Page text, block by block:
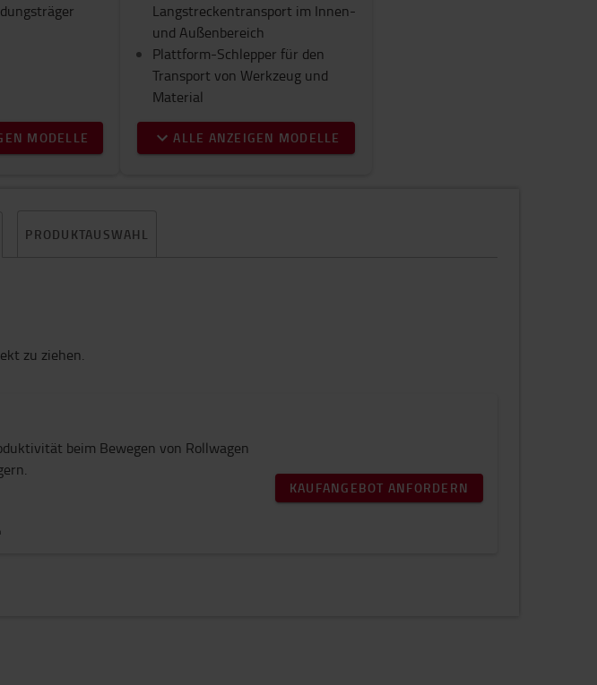
MODELLE
Langstreckentransport im Innen-
und Außenbereich
Plattform-Schlepper für den
Transport von Werkzeug und
Material
ALLE ANZEIGEN MODELLE
PRODUKTAUSWAHL
zu ziehen.
beim Bewegen von Rollwagen
KAUFANGEBOT ANFORDERN